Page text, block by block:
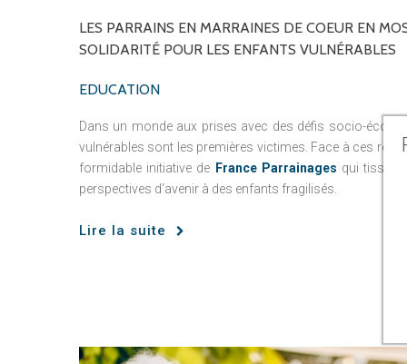
LES PARRAINS EN MARRAINES DE COEUR EN
SOLIDARITÉ POUR LES ENFANTS VULNÉRABLES
EDUCATION
Dans un monde aux prises avec des défis socio-
vulnérables sont les premières victimes. Face à ces
formidable initiative de France Parrainages qui tisse
perspectives d'avenir à des enfants fragilisés.
Lire la suite